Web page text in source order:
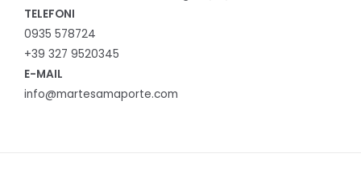
TELEFONI
0935 578724
+39 327 9520345
E-MAIL
info@martesamaporte.com